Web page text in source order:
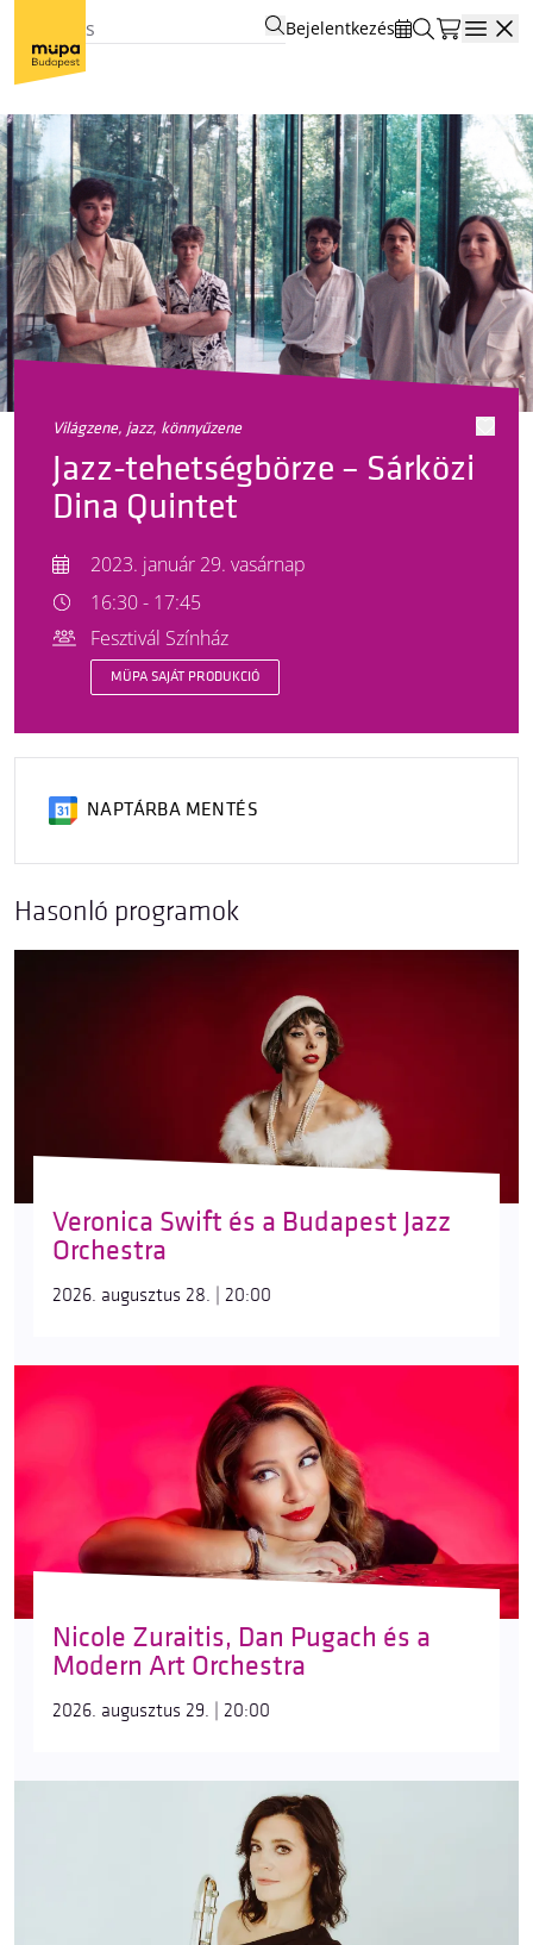
Bejelentkezés
világzene, jazz, könnyűzene
Jazz-tehetségbörze – Sárközi
Dina Quintet
2023. január 29. vasárnap
16:30 - 17:45
Fesztivál Színház
MÜPA SAJÁT PRODUKCIÓ
NAPTÁRBA MENTÉS
Hasonló programok
Veronica Swift és a Budapest Jazz
Orchestra
2026. augusztus 28. | 20:00
Nicole Zuraitis, Dan Pugach és a
Modern Art Orchestra
2026. augusztus 29. | 20:00